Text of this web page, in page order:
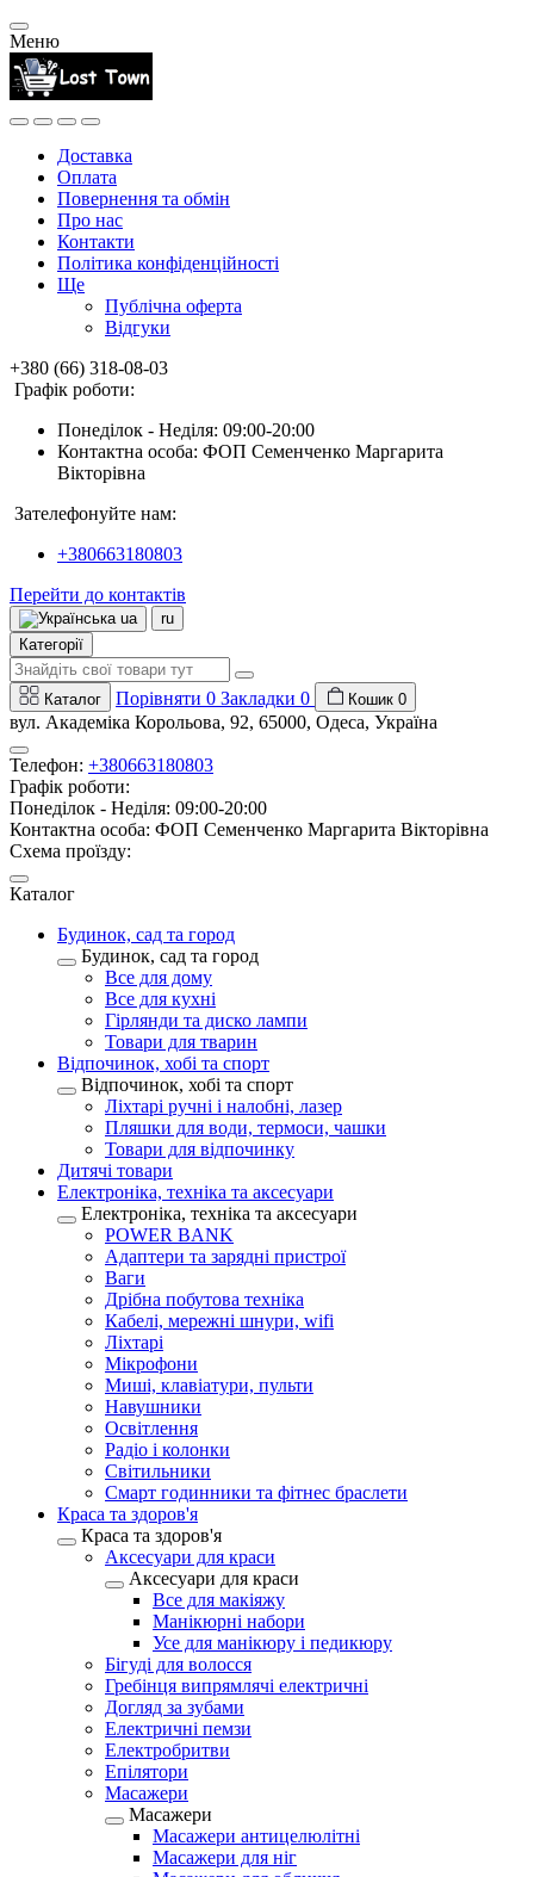
Меню
Доставка
Оплата
Повернення та обмін
Про нас
Контакти
Політика конфіденційності
Ще
Публічна оферта
Відгуки
+380 (66) 318-08-03
Графік роботи:
Понеділок - Неділя: 09:00-20:00
Контактна особа: ФОП Семенченко Маргарита
Вікторівна
Зателефонуйте нам:
+380663180803
Перейти до контактів
ua
ru
Категорії
Каталог Порівняти 0 Закладки 0 Кошик 0
вул. Академіка Корольова, 92, 65000, Одеса, Україна
Телефон: +380663180803
Графік роботи:
Понеділок - Неділя: 09:00-20:00
Контактна особа: ФОП Семенченко Маргарита Вікторівна
Схема проїзду:
Каталог
Будинок, сад та город
Будинок, сад та город
Все для дому
Все для кухні
Гірлянди та диско лампи
Товари для тварин
Відпочинок, хобі та спорт
Відпочинок, хобі та спорт
Ліхтарі ручні і налобні, лазер
Пляшки для води, термоси, чашки
Товари для відпочинку
Дитячі товари
Електроніка, техніка та аксесуари
Електроніка, техніка та аксесуари
POWER BANK
Адаптери та зарядні пристрої
Ваги
Дрібна побутова техніка
Кабелі, мережні шнури, wifi
Ліхтарі
Мікрофони
Миші, клавіатури, пульти
Навушники
Освітлення
Радіо і колонки
Світильники
Смарт годинники та фітнес браслети
Краса та здоров'я
Краса та здоров'я
Аксесуари для краси
Аксесуари для краси
Все для макіяжу
Манікюрні набори
Усе для манікюру і педикюру
Бігуді для волосся
Гребінця випрямлячі електричні
Догляд за зубами
Електричні пемзи
Електробритви
Епілятори
Масажери
Масажери
Масажери антицелюлітні
Масажери для ніг